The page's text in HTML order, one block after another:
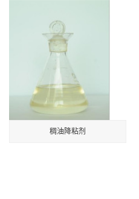
稠油降粘剂